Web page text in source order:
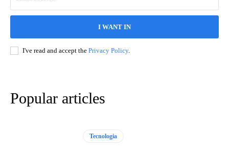
I WANT IN
I've read and accept the Privacy Policy.
Popular articles
Tecnologia